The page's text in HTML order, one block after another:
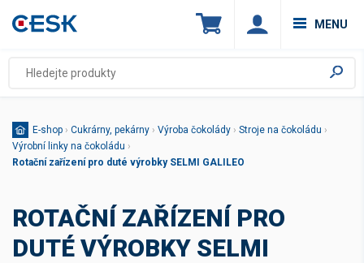
MENU
E-shop › Cukrárny, pekárny › Výroba čokolády › Stroje na čokoládu ›
Výrobní linky na čokoládu ›
Rotační zařízení pro duté výrobky SELMI GALILEO
ROTAČNÍ ZAŘÍZENÍ PRO
DUTÉ VÝROBKY SELMI